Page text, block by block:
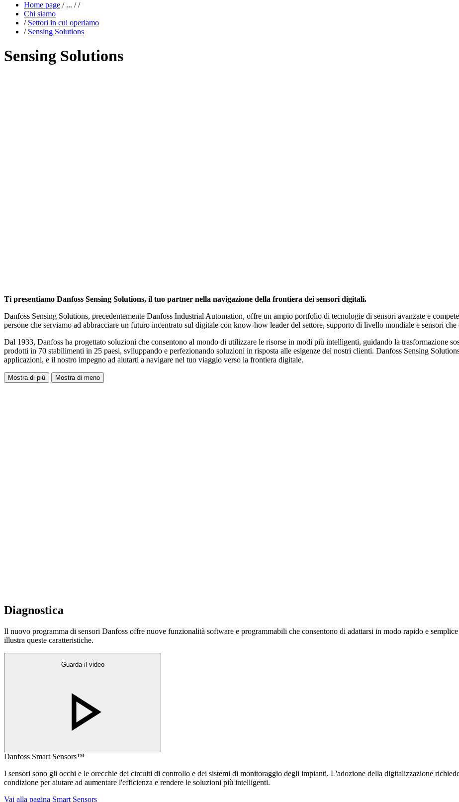
Home page /... / /
Chi siamo
/ Settori in cui operiamo
/ Sensing Solutions
Sensing Solutions
Ti presentiamo Danfoss Sensing Solutions, il tuo partner nella navigazione della frontiera dei sensori digitali.
Danfoss Sensing Solutions, precedentemente Danfoss Industrial Automation, offre un ampio portfolio di tecnologie di sensori avanzate e
persone che serviamo ad abbracciare un futuro incentrato sul digitale con know-how leader del settore, supporto di livello mondiale e sensori
Dal 1933, Danfoss ha progettato soluzioni che consentono al mondo di utilizzare le risorse in modi più intelligenti, guidando la trasformazione
prodotti in 70 stabilimenti in 25 paesi, sviluppando e perfezionando soluzioni in risposta alle esigenze dei nostri clienti. Danfoss Sensing
applicazioni, e il nostro impegno ad aiutarti a navigare nel tuo viaggio verso la frontiera digitale.
Mostra di più Mostra di meno
Diagnostica
Il nuovo programma di sensori Danfoss offre nuove funzionalità software e programmabili che consentono di adattarsi in modo rapido e
illustra queste caratteristiche.
Guarda il video
Danfoss Smart Sensors™
I sensori sono gli occhi e le orecchie dei circuiti di controllo e dei sistemi di monitoraggio degli impianti. L'adozione della digitalizzazione
condizione per aiutare ad aumentare l'efficienza e rendere le soluzioni più intelligenti.
Vai alla pagina Smart Sensors